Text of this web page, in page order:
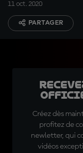
11 oct. 2020
PARTAGER
Créez dès
profitez de
newletter, qui
vidéos